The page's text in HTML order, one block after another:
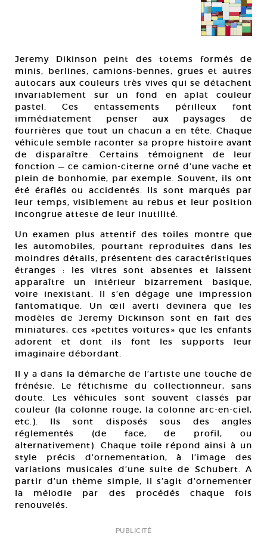
Jeremy Dikinson peint des totems formés de
minis, berlines, camions-bennes, grues et autres
autocars aux couleurs très vives qui se détachent
invariablement sur un fond en aplat couleur
pastel. Ces entassements périlleux font
immédiatement penser aux paysages de
fourrières que tout un chacun a en tête. Chaque
véhicule semble raconter sa propre histoire avant
de disparaître. Certains témoignent de leur
fonction — ce camion-citerne orné d’une vache et
plein de bonhomie, par exemple. Souvent, ils ont
été éraflés ou accidentés. Ils sont marqués par
leur temps, visiblement au rebus et leur position
incongrue atteste de leur inutilité.
Un examen plus attentif des toiles montre que
les automobiles, pourtant reproduites dans les
moindres détails, présentent des caractéristiques
étranges : les vitres sont absentes et laissent
apparaître un intérieur bizarrement basique,
voire inexistant. Il s’en dégage une impression
fantomatique. Un œil averti devinera que les
modèles de Jeremy Dickinson sont en fait des
miniatures, ces «petites voitures» que les enfants
adorent et dont ils font les supports leur
imaginaire débordant.
Il y a dans la démarche de l’artiste une touche de
frénésie. Le fétichisme du collectionneur, sans
doute. Les véhicules sont souvent classés par
couleur (la colonne rouge, la colonne arc-en-ciel,
etc.). Ils sont disposés sous des angles
réglementés (de face, de profil, ou
alternativement). Chaque toile répond ainsi à un
style précis d’ornementation, à l’image des
variations musicales d’une suite de Schubert. A
partir d’un thème simple, il s’agit d’ornementer
la mélodie par des procédés chaque fois
renouvelés.
PUBLICITÉ